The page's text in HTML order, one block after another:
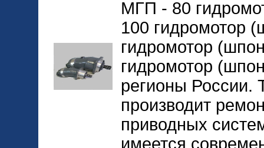
МГП - 80
100 гидромотор
гидромотор
гидромотор
регионы России.
производит
приводных
имеется